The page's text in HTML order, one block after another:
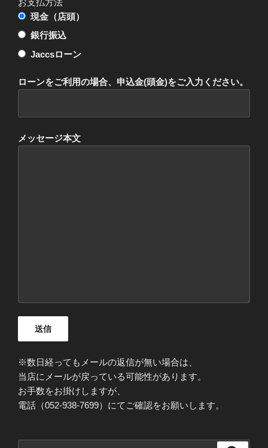
現金（店頭）
銀行振込
Jaccsローン
ローンをご利用の場合、申込金(頭金)をご入力ください。
メッセージ本文
※数日経ってもメールの返信が無い場合は、
当店にメールが戻っている可能性があります。
お手数をお掛けしますが、
電話（052-938-7699）にてご確認をお願いします。